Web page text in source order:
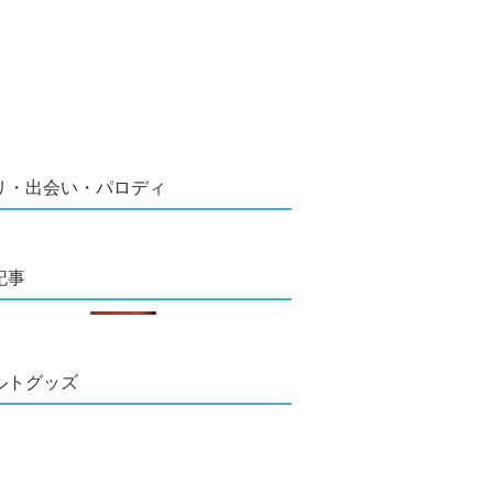
・出会い・パロディ
事
トグッズ